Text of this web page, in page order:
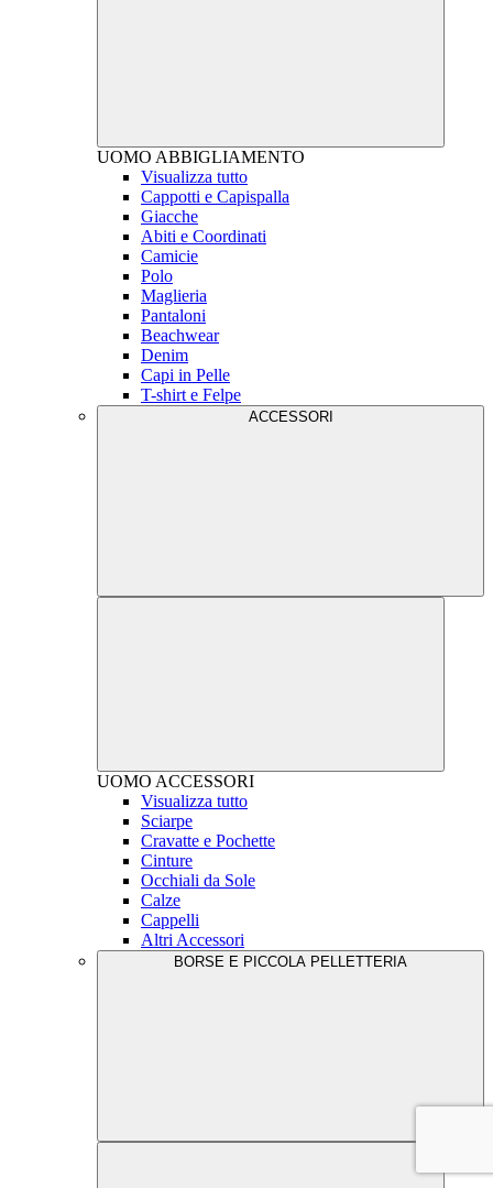
UOMO ABBIGLIAMENTO
Visualizza tutto
Cappotti e Capispalla
Giacche
Abiti e Coordinati
Camicie
Polo
Maglieria
Pantaloni
Beachwear
Denim
Capi in Pelle
T-shirt e Felpe
ACCESSORI
UOMO ACCESSORI
Visualizza tutto
Sciarpe
Cravatte e Pochette
Cinture
Occhiali da Sole
Calze
Cappelli
Altri Accessori
BORSE E PICCOLA PELLETTERIA